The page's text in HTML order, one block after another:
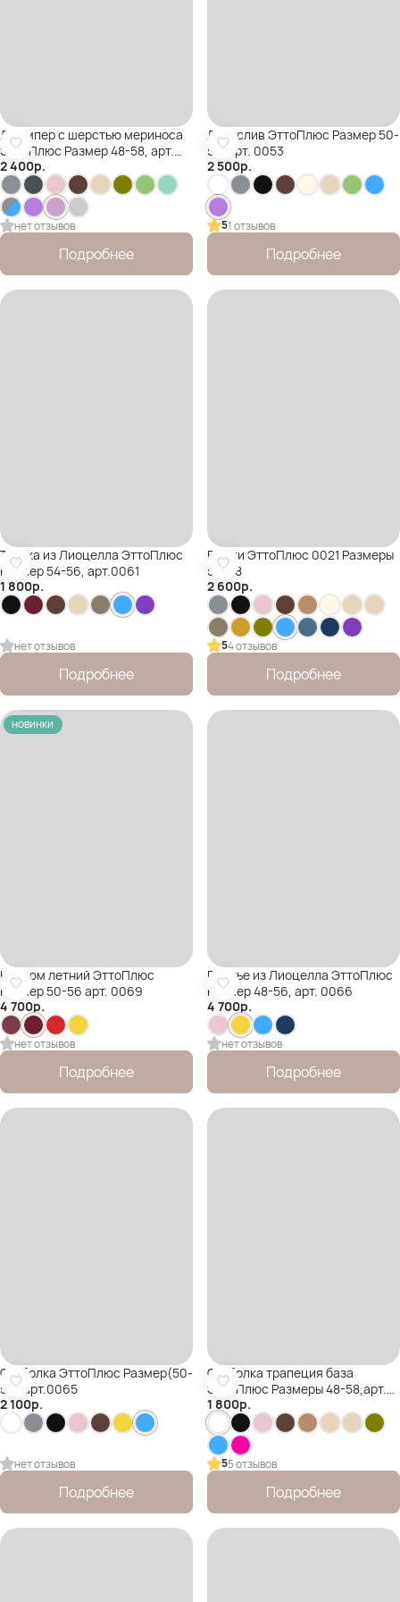
Джемпер с шерстью мериноса
ЭттоПлюс Размер 48-58, арт.
1528
2 400р.
нет отзывов
Подробнее
Лонгслив ЭттоПлюс Размер 50-
58, арт. 0053
2 500р.
51 отзывов
Подробнее
Туника из Лиоцелла ЭттоПлюс
Размер 54-56, арт.0061
1 800р.
нет отзывов
Подробнее
Брюки ЭттоПлюс 0021 Размеры
50-58
2 600р.
54 отзывов
Подробнее
новинки
Костюм летний ЭттоПлюс
Размер 50-56 арт. 0069
4 700р.
нет отзывов
Подробнее
Платье из Лиоцелла ЭттоПлюс
Размер 48-56, арт. 0066
4 700р.
нет отзывов
Подробнее
Футболка ЭттоПлюс Размер(50-
58),арт.0065
2 100р.
нет отзывов
Подробнее
Футболка трапеция база
ЭттоПлюс Размеры 48-58,арт.
0004
1 800р.
55 отзывов
Подробнее